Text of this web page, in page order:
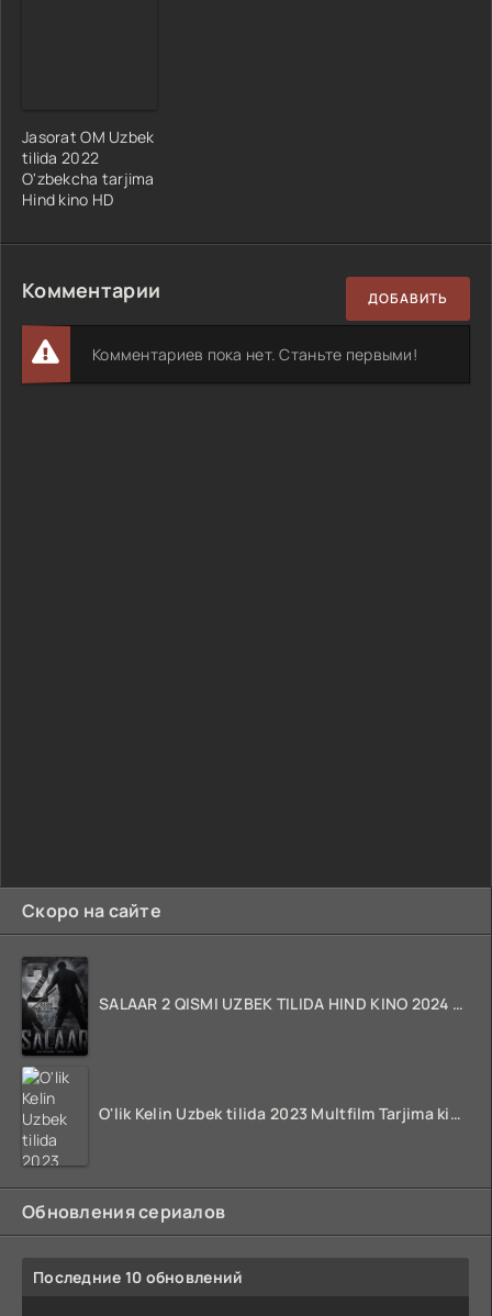
Скоро на сайте
SALAAR 2 QISMI UZBEK TILIDA HIND KINO 2024 TARJIMA 720p HD Skachat
O'lik Kelin Uzbek tilida 2023 Multfilm Tarjima kino skachat
Обновления сериалов
Последние 10 обновлений
Jasorat OM Uzbek
tilida 2022
O'zbekcha tarjima
Hind kino HD
Комментарии ДОБАВИТЬ
Комментариев пока нет. Станьте первыми!